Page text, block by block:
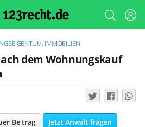
IMMOBILIEN
dem Wohnungskauf
Beitrag Jetzt Anwalt fragen